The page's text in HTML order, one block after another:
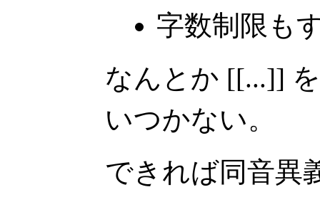
字数制限も
なんとか [[...]]
いつかない。
できれば同音異